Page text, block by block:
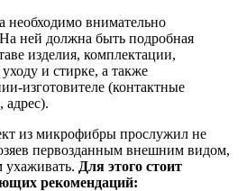
необходимо внимательно
На ней должна быть подробная
изделия, комплектации,
и стирке, а также
изготовителе (контактные
адрес).
из микрофибры прослужил не
первозданным внешним видом,
ухаживать. Для этого стоит
рекомендаций: